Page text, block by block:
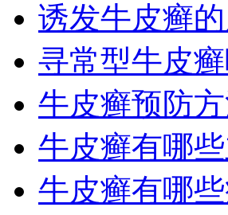
诱发牛皮癣
寻常型牛皮
牛皮癣预防
牛皮癣有哪
牛皮癣有哪